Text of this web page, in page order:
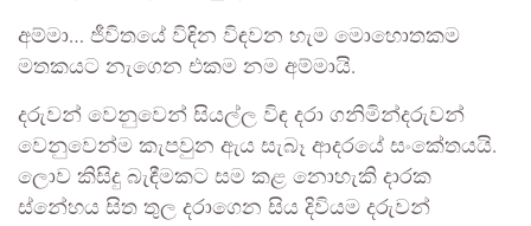
අම්මා… ජීවිතයේ විඳින විඳවන හැම මොහොතකම
මතකයට නැගෙන එකම නම අම්මායි.
දරුවන් වෙනුවෙන් සියල්ල විඳ දරා ගනිමින්දරුවන්
වෙනුවෙන්ම කැපවුන ඇය සැබෑ ආදරයේ සංකේතයයි.
ලොව කිසිදු බැඳීමකට සම කළ නොහැකි දාරක
ස්නේහය සිත තුල දරාගෙන සිය දිවියම දරුවන්